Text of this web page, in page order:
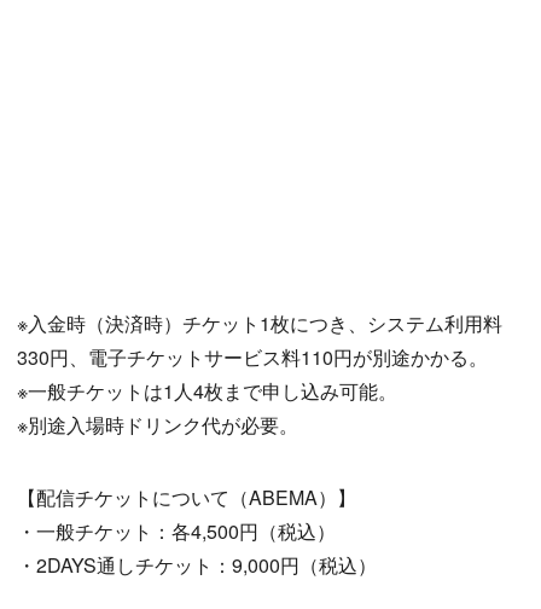
※入金時（決済時）チケット1枚につき、システム利用料
330円、電子チケットサービス料110円が別途かかる。
※一般チケットは1人4枚まで申し込み可能。
※別途入場時ドリンク代が必要。
【配信チケットについて（ABEMA）】
・一般チケット：各4,500円（税込）
・2DAYS通しチケット：9,000円（税込）